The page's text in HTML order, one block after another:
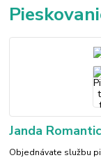
Janda Romantic
Objednávate službu